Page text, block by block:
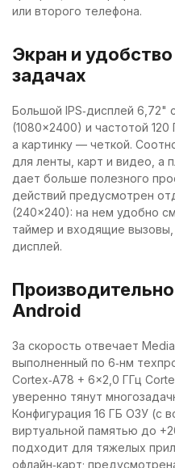
или второго телефона.
Экран и
задачах
Большой IPS‑дисплей 6,72"
(1080×2400) и частотой 120
а картинку — четкой.
для ленты, карт и видео, а
дает больше полезного
действий предусмотрен
(240×240): на нем удобно
таймер и входящие
дисплей.
Android
За скорость отвечает
выполненный по 6‑нм
Cortex‑A78 + 6×2,0 ГГц
уверенно тянут
Конфигурация 16 ГБ ОЗУ (с
виртуальной памятью до
подходит для тяжелых
офлайн‑карт;